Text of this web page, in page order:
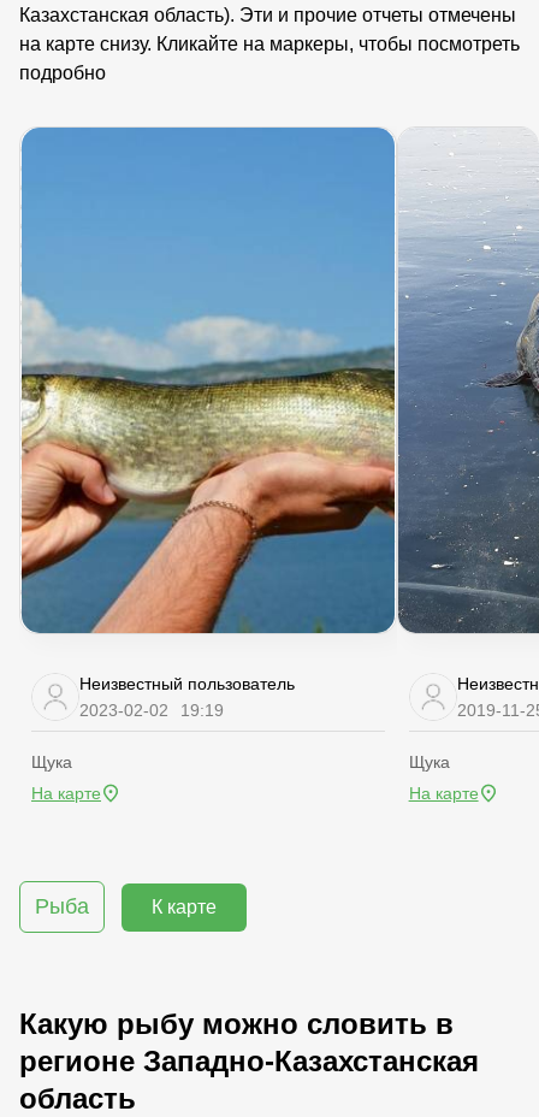
Казахстанская область). Эти и прочие отчеты отмечены
на карте снизу. Кликайте на маркеры, чтобы посмотреть
подробно
Неизвестный пользователь
2023-02-02
19:19
Щука
На карте
2019-11-
Щука
На карте
Рыба К карте
Какую рыбу можно словить в
регионе Западно-Казахстанская
область